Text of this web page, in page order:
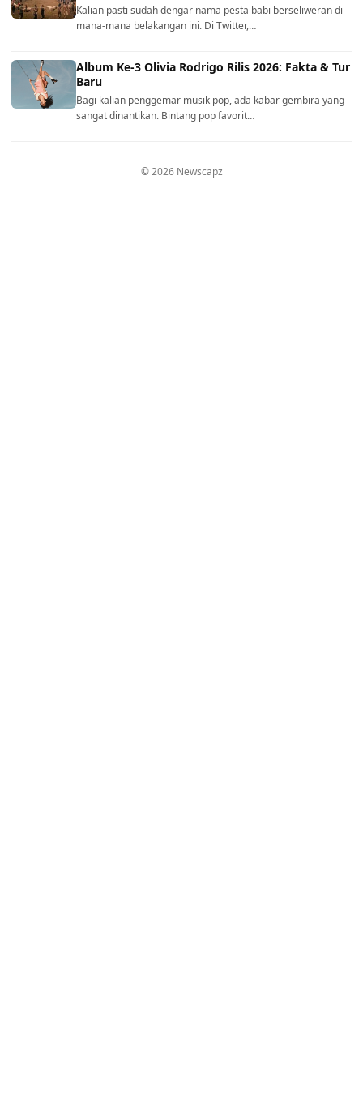
Kalian pasti sudah dengar nama pesta babi berseliweran di
mana-mana belakangan ini. Di Twitter,…
Album Ke-3 Olivia Rodrigo Rilis 2026: Fakta & Tur
Baru
Bagi kalian penggemar musik pop, ada kabar gembira yang
sangat dinantikan. Bintang pop favorit…
© 2026 Newscapz